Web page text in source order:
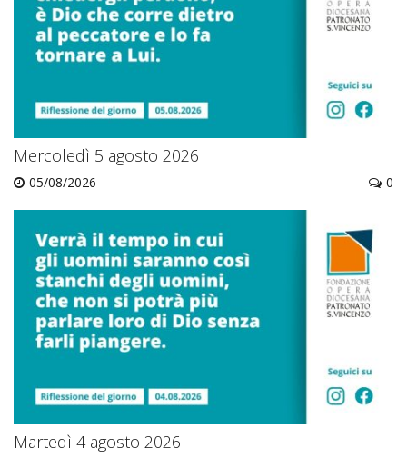
Mercoledì 5 agosto 2026
05/08/2026 0
Martedì 4 agosto 2026